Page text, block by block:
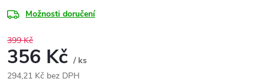
Možnosti doručení
399 Kč
356 Kč / ks
294,21 Kč bez DPH